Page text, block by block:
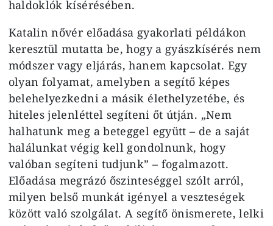
haldoklók kísérésében.
Katalin nővér előadása gyakorlati példákon
keresztül mutatta be, hogy a gyászkísérés nem
módszer vagy eljárás, hanem kapcsolat. Egy
olyan folyamat, amelyben a segítő képes
belehelyezkedni a másik élethelyzetébe, és
hiteles jelenléttel segíteni őt útján. „Nem
halhatunk meg a beteggel együtt – de a saját
halálunkat végig kell gondolnunk, hogy
valóban segíteni tudjunk” – fogalmazott.
Előadása megrázó őszinteséggel szólt arról,
milyen belső munkát igényel a veszteségek
között való szolgálat. A segítő önismerete, lelki